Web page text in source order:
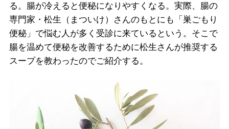
る。腸が冷えると便秘になりやすくなる。実際、腸の
専門家・松生（まついけ）さんのもとにも「巣ごもり
便秘」で悩む人が多く受診に来ているという。そこで
腸を温めて便秘を改善するために松生さんが推奨する
スープを教わったのでご紹介する。